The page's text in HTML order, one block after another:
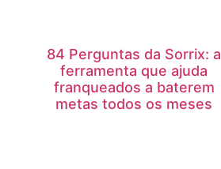
84 Perguntas da Sorrix: a
ferramenta que ajuda
franqueados a baterem
metas todos os meses